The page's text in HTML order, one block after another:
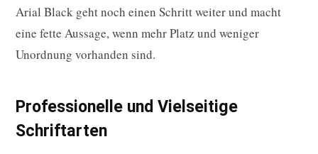
Arial Black geht noch einen Schritt weiter und macht
eine fette Aussage, wenn mehr Platz und weniger
Unordnung vorhanden sind.
Professionelle und Vielseitige
Schriftarten